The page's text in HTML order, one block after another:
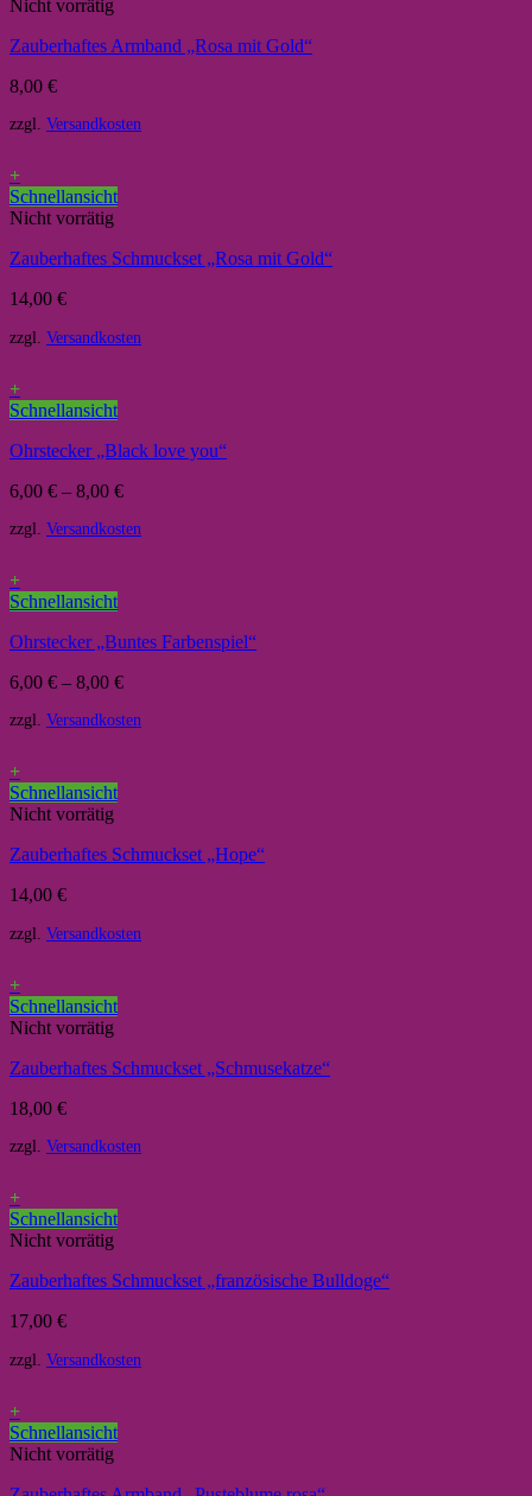
Nicht vorrätig
Zauberhaftes Armband „Rosa mit Gold“
8,00 €
zzgl. Versandkosten
+
Schnellansicht
Nicht vorrätig
Zauberhaftes Schmuckset „Rosa mit Gold“
14,00 €
zzgl. Versandkosten
+
Schnellansicht
Ohrstecker „Black love you“
6,00 € – 8,00 €
zzgl. Versandkosten
+
Schnellansicht
Ohrstecker „Buntes Farbenspiel“
6,00 € – 8,00 €
zzgl. Versandkosten
+
Schnellansicht
Nicht vorrätig
Zauberhaftes Schmuckset „Hope“
14,00 €
zzgl. Versandkosten
+
Schnellansicht
Nicht vorrätig
Zauberhaftes Schmuckset „Schmusekatze“
18,00 €
zzgl. Versandkosten
+
Schnellansicht
Nicht vorrätig
Zauberhaftes Schmuckset „französische Bulldoge“
17,00 €
zzgl. Versandkosten
+
Schnellansicht
Nicht vorrätig